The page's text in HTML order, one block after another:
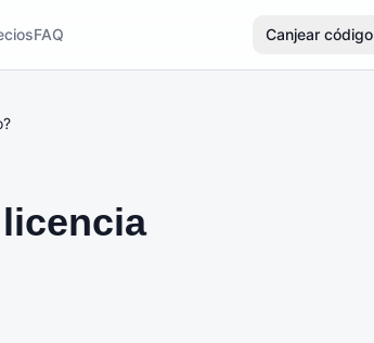
FAQ Canjear código